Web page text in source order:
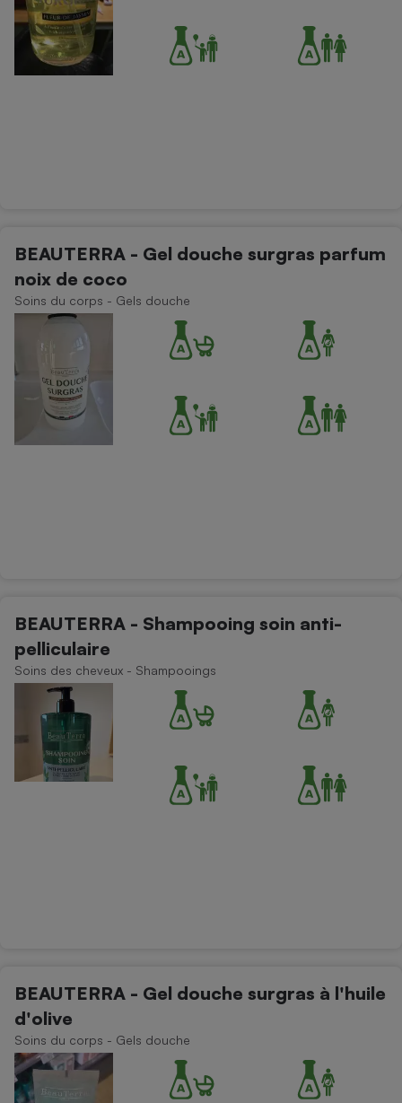
BEAUTERRA - Gel douche surgras parfum
noix de coco
Soins du corps - Gels douche
BEAUTERRA - Shampooing soin anti-
pelliculaire
Soins des cheveux - Shampooings
BEAUTERRA - Gel douche surgras à l'huile
d'olive
Soins du corps - Gels douche